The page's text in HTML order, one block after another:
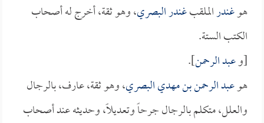
هوغندرالملقبغندر البصري، وهو ثقة، أخرج له أصحاب
الكتب الستة.
[وعبد الرحمن].
هوعبد الرحمن بن مهدي البصري، وهو ثقة، عارف، بالرجال
والعلل، متكلم بالرجال جرحاً وتعديلاً، وحديثه عند أصحاب